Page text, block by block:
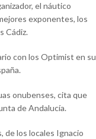
el náutico
exponentes, los
Cádiz.
con los Optimist en su
onubenses, cita que
de Andalucía.
de los locales Ignacio